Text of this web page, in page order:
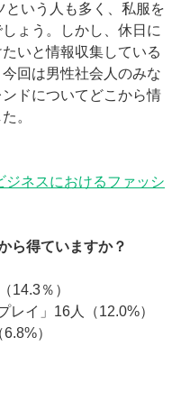
いう人も多く、私服を
ょう。しかし、休日に
いと情報収集している
回は男性社会人のみな
ドについてどこから情
。
ネスにおけるファッシ
ら得ていますか？
14.3％）
レイ」16人（12.0%）
）